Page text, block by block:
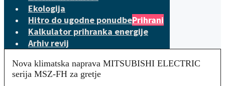
Ekologija
Hitro do ugodne ponudbePrihrani
Kalkulator prihranka energije
Arhiv revij
Nova klimatska naprava MITSUBISHI ELECTRIC
serija MSZ-FH za gretje